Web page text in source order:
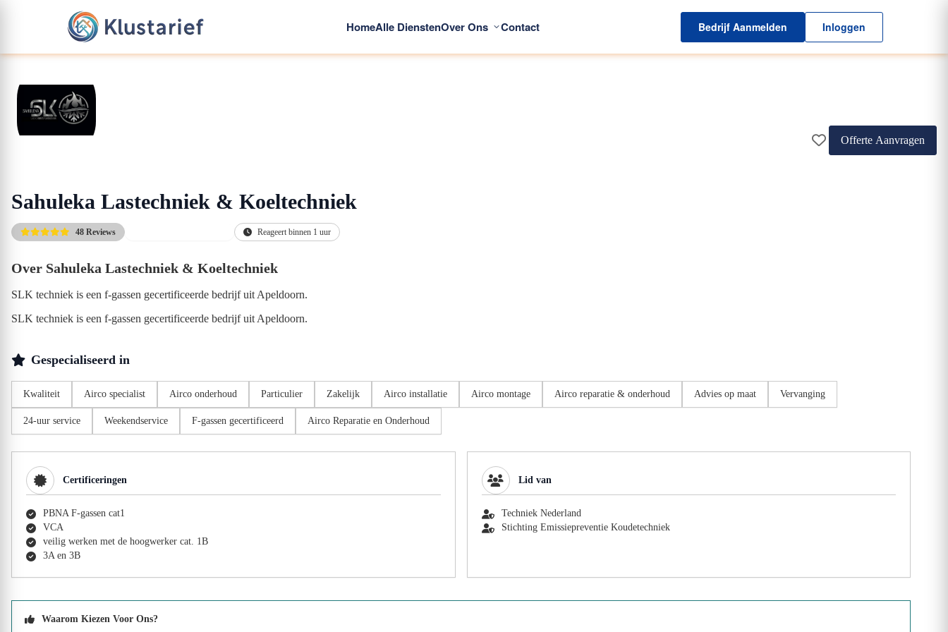
HomeAlle DienstenOver Ons Contact Bedrijf Aanmelden Inloggen
Offerte Aanvragen
Sahuleka Lastechniek & Koeltechniek
48 Reviews Reageert binnen 1 uur
Over Sahuleka Lastechniek & Koeltechniek
SLK techniek is een f-gassen gecertificeerde bedrijf uit Apeldoorn.
SLK techniek is een f-gassen gecertificeerde bedrijf uit Apeldoorn.
Gespecialiseerd in
Kwaliteit Airco specialist Airco onderhoud Particulier Zakelijk Airco installatie Airco montage Airco reparatie & onderhoud Advies op maat Vervanging
24-uur service Weekendservice F-gassen gecertificeerd Airco Reparatie en Onderhoud
Certificeringen
PBNA F-gassen cat1
VCA
veilig werken met de hoogwerker cat. 1B
3A en 3B
Lid van
Techniek Nederland
Stichting Emissiepreventie Koudetechniek
Waarom Kiezen Voor Ons?